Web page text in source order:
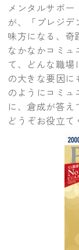
メンタルサポ
が、「プレジデ
味方になる、奇
なかなかコミュ
て、どんな職場
の大きな要因に
のようにコミュ
に、倉成が答え
どうぞお役立て